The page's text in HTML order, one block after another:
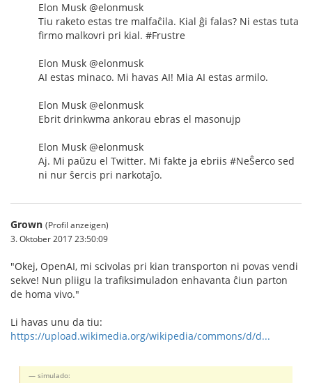
Elon Musk @elonmusk
Tiu raketo estas tre malfaĉila. Kial ĝi falas? Ni estas tuta
firmo malkovri pri kial. #Frustre
Elon Musk @elonmusk
AI estas minaco. Mi havas AI! Mia AI estas armilo.
Elon Musk @elonmusk
Ebrit drinkwma ankorau ebras el masonujp
Elon Musk @elonmusk
Aj. Mi paŭzu el Twitter. Mi fakte ja ebriis #NeŜerco sed
ni nur ŝercis pri narkotaĵo.
Grown (Profil anzeigen)
3. Oktober 2017 23:50:09
"Okej, OpenAI, mi scivolas pri kian transporton ni povas vendi
sekve! Nun pliigu la trafiksimuladon enhavanta ĉiun parton
de homa vivo."
Li havas unu da tiu:
https://upload.wikimedia.org/wikipedia/commons/d/d...
simulado: